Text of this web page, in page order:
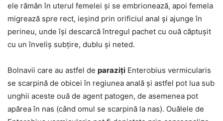
ele rămân în uterul femelei și se embrionează, apoi femela
migrează spre rect, ieșind prin orificiul anal și ajunge în
perineu, unde își descarcă întregul pachet cu ouă căptușit
cu un înveliș subțire, dublu și neted.
Bolnavii care au astfel de paraziți Enterobius vermicularis
se scarpină de obicei în regiunea anală și astfel pot lua sub
unghii aceste ouă de agent patogen, de asemenea pot
apărea în nas (când omul se scarpină la nas). Ouălele de